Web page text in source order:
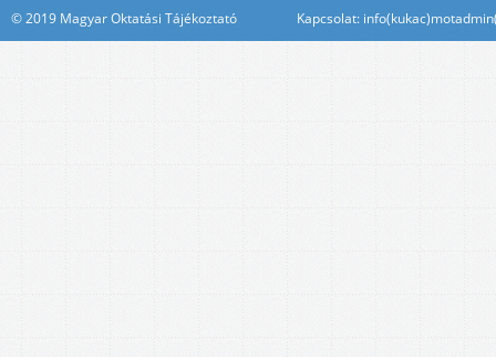
© 2019 Magyar Oktatási Tájékoztató Kapcsolat: